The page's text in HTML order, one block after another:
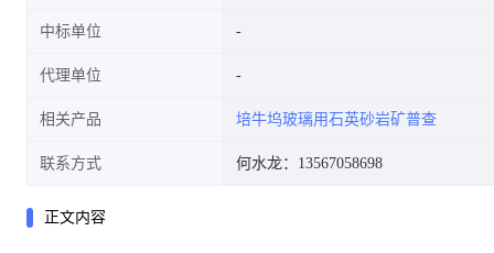
中标单位
代理单位
相关产品 培牛坞玻璃用石英砂岩矿普查
联系方式 何水龙：13567058698
正文内容